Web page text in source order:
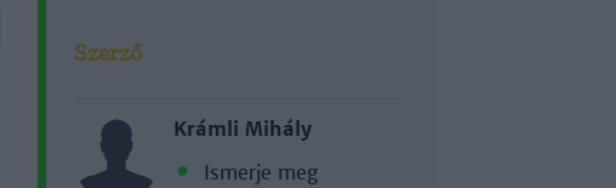
Szerző
Krámli Mihály
Ismerje meg